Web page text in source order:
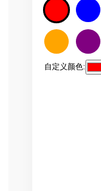
自定义颜色: